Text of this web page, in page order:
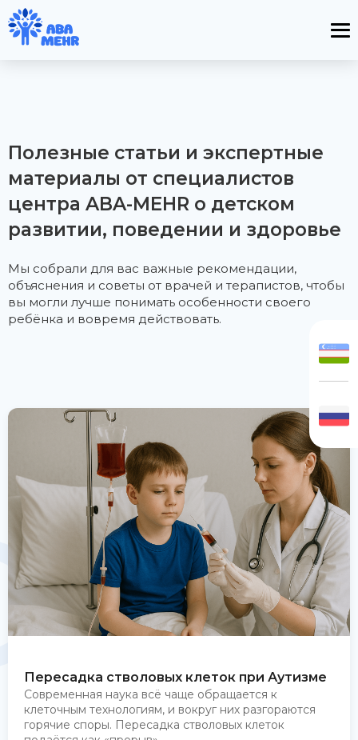
Полезные статьи и экспертные
материалы от специалистов
центра ABA-MEHR о детском
развитии, поведении и здоровье
Мы собрали для вас важные рекомендации,
объяснения и советы от врачей и терапистов, чтобы
вы могли лучше понимать особенности своего
ребёнка и вовремя действовать.
Пересадка стволовых клеток при Аутизме
Современная наука всё чаще обращается к
клеточным технологиям, и вокруг них разгораются
горячие споры. Пересадка стволовых клеток